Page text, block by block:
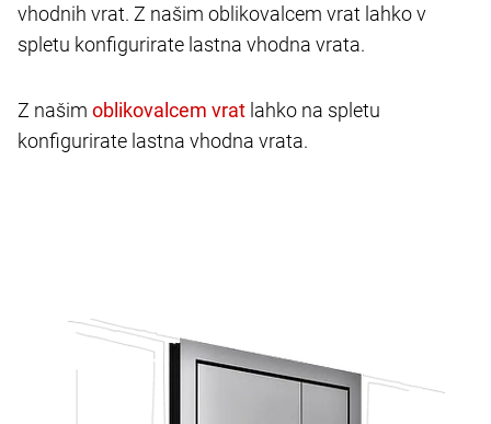
vhodnih vrat. Z našim oblikovalcem vrat lahko v
spletu konfigurirate lastna vhodna vrata.
Z našim
lahko na spletu
konfigurirate lastna vhodna vrata.